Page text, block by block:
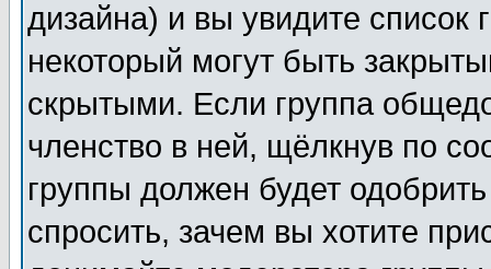
дизайна) и вы увидите список
некоторый могут быть
скрытыми. Если группа
членство в ней, щёлкнув по
группы должен будет
спросить, зачем вы хотите